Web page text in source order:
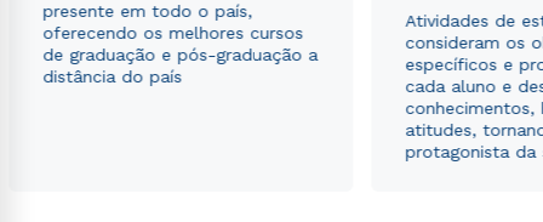
presente em todo o país,
oferecendo os melhores cursos
de graduação e pós-graduação a
distância do país
Atividades de
consideram os
específicos e
cada aluno e
conhecimentos,
atitudes,
protagonista da